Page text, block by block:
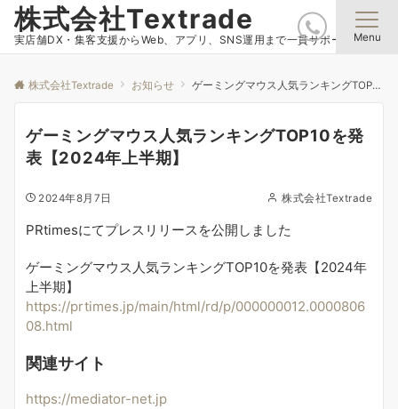
株式会社Textrade
実店舗DX・集客支援からWeb、アプリ、SNS運用まで一貫サポート Menu
株式会社Textrade お知らせ ゲーミングマウス人気ランキングTOP10を発表【2024年上半期】
ゲーミングマウス人気ランキングTOP10を発
表【2024年上半期】
2024年8月7日 株式会社Textrade
PRtimesにてプレスリリースを公開しました
ゲーミングマウス人気ランキングTOP10を発表【2024年
上半期】
https://prtimes.jp/main/html/rd/p/000000012.0000806
08.html
関連サイト
https://mediator-net.jp